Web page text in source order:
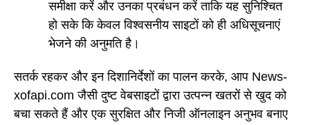
समीक्षा करें और उनका प्रबंधन करें ताकि यह सुनिश्चित
हो सके कि केवल विश्वसनीय साइटों को ही अधिसूचनाएं
भेजने की अनुमति है।
सतर्क रहकर और इन दिशानिर्देशों का पालन करके, आप News-
xofapi.com जैसी दुष्ट वेबसाइटों द्वारा उत्पन्न खतरों से खुद को
बचा सकते हैं और एक सुरक्षित और निजी ऑनलाइन अनुभव बनाए